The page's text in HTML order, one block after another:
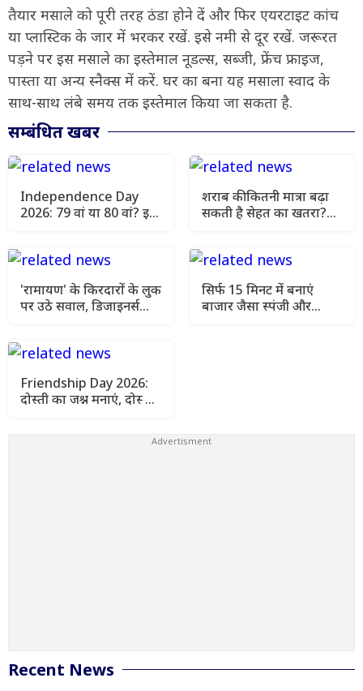
तैयार मसाले को पूरी तरह ठंडा होने दें और फिर एयरटाइट कांच
या प्लास्टिक के जार में भरकर रखें. इसे नमी से दूर रखें. जरूरत
पड़ने पर इस मसाले का इस्तेमाल नूडल्स, सब्जी, फ्रेंच फ्राइज,
पास्ता या अन्य स्नैक्स में करें. घर का बना यह मसाला स्वाद के
साथ-साथ लंबे समय तक इस्तेमाल किया जा सकता है.
सम्बंधित खबर
Independence Day
2026: 79 वां या 80 वां? इस
शराब की कितनी मात्रा बढ़ा
सकती है सेहत का खतरा?
'रामायण' के किरदारों के लुक
पर उठे सवाल, डिजाइनर्स
सिर्फ 15 मिनट में बनाएं
बाजार जैसा स्पंजी और
Friendship Day 2026:
दोस्ती का जश्न मनाएं, दोस्तों
Recent News